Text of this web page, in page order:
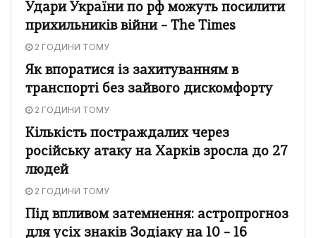
Удари України по рф можуть посилити
прихильників війни – The Times
2 ГОДИНИ ТОМУ
Як впоратися із захитуванням в
транспорті без зайвого дискомфорту
2 ГОДИНИ ТОМУ
Кількість постраждалих через
російську атаку на Харків зросла до 27
людей
2 ГОДИНИ ТОМУ
Під впливом затемнення: астропрогноз
для усіх знаків Зодіаку на 10 – 16